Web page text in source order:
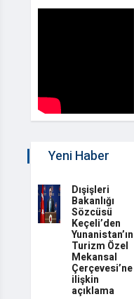
Yeni Haber
Dışişleri
Bakanlığı
Sözcüsü
Keçeli’den
Yunanistan’ın
Turizm Özel
Mekansal
Çerçevesi’ne
ilişkin
açıklama